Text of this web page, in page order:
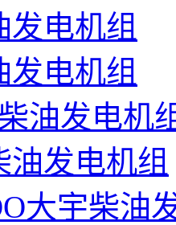
发电机组
发电机组
油发电机
油发电机组
大宇柴油